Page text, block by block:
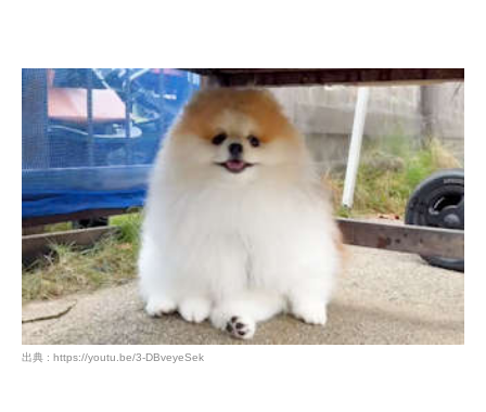
出典 : https://youtu.be/3-DBveyeSekPECOアプリをダウンロード済みの方